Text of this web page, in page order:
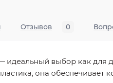
Отзывов 0
идеальный выбор как для
она обеспечивает